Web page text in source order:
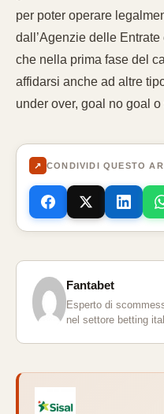
per poter operare
dall’Agenzie delle
che nella prima fase del
affidarsi anche ad altre
under over, goal no goal
↗ CONDIVIDI QUESTO
Fantabet
Esperto di
nel settore betting